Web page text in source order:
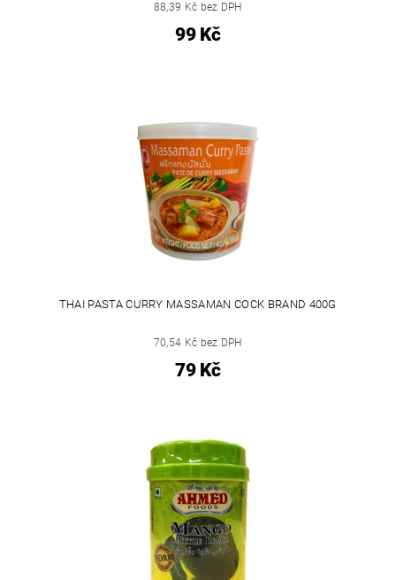
88,39 Kč bez DPH
99 Kč
THAI PASTA CURRY MASSAMAN COCK BRAND 400G
70,54 Kč bez DPH
79 Kč